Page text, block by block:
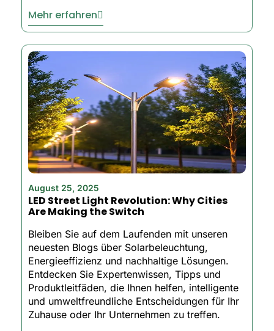
Mehr erfahren
August 25, 2025
LED Street Light Revolution: Why Cities
Are Making the Switch
Bleiben Sie auf dem Laufenden mit unseren
neuesten Blogs über Solarbeleuchtung,
Energieeffizienz und nachhaltige Lösungen.
Entdecken Sie Expertenwissen, Tipps und
Produktleitfäden, die Ihnen helfen, intelligente
und umweltfreundliche Entscheidungen für Ihr
Zuhause oder Ihr Unternehmen zu treffen.